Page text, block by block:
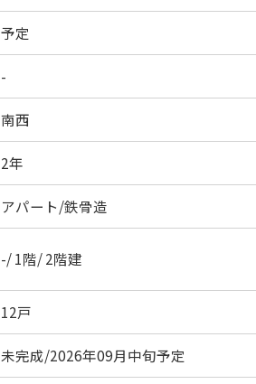
予定
-
南西
2年
アパート/鉄骨造
-/ 1階/ 2階建
12戸
未完成/2026年09月中旬予定